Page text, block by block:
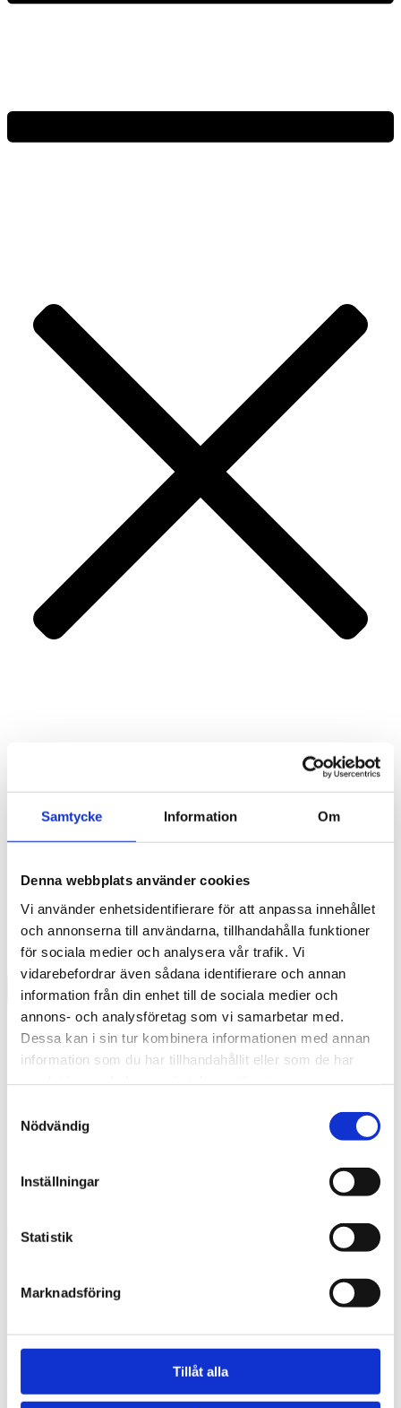
Samtycke Information Om
Denna webbplats använder cookies
Vi använder enhetsidentifierare för att anpassa innehållet
och annonserna till användarna, tillhandahålla funktioner
för sociala medier och analysera vår trafik. Vi
vidarebefordrar även sådana identifierare och annan
information från din enhet till de sociala medier och
annons- och analysföretag som vi samarbetar med.
Dessa kan i sin tur kombinera informationen med annan
information som du har tillhandahållit eller som de har
Nödvändig
Inställningar
Statistik
Marknadsföring
Tillåt alla
What are you looking for?
Search
09921_felixgerlach_klar
Footer